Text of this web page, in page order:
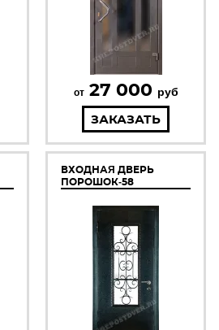
от 27 000 руб
ЗАКАЗАТЬ
ВХОДНАЯ ДВЕРЬ
ПОРОШОК-58